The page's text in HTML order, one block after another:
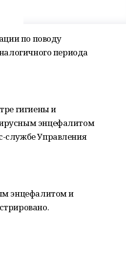
по поводу
периода
гигиены и
энцефалитом
службе Управления
энцефалитом и